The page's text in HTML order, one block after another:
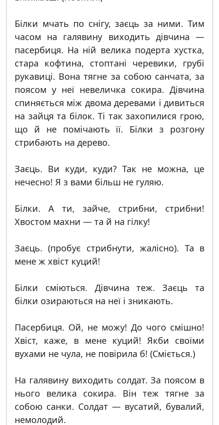
Білки мчать по снігу, заєць за ними. Тим
часом на галявину виходить дівчина —
пасербиця. На ній велика подерта хустка,
стара кофтина, стоптані черевики, грубі
рукавиці. Вона тягне за собою санчата, за
поясом у неї невеличка сокира. Дівчина
спиняється між двома деревами і дивиться
на зайця та білок. Ті так захопилися грою,
що й не помічають її. Білки з розгону
стрибають на дерево.
Заєць. Ви куди, куди? Так не можна, це
нечесно! Я з вами більш не гуляю.
Білки. А ти, зайче, стрибни, стрибни!
Хвостом махни — та й на гілку!
Заєць. (пробує стрибнути, жалісно). Та в
мене ж хвіст куций!
Білки сміються. Дівчина теж. Заєць та
білки озираються на неї і зникають.
Пасербиця. Ой, не можу! До чого смішно!
Хвіст, каже, в мене куций! Якби своїми
вухами не чула, не повірила б! (Сміється.)
На галявину виходить солдат. За поясом в
нього велика сокира. Він теж тягне за
собою санки. Солдат — вусатий, бувалий,
немолодий.